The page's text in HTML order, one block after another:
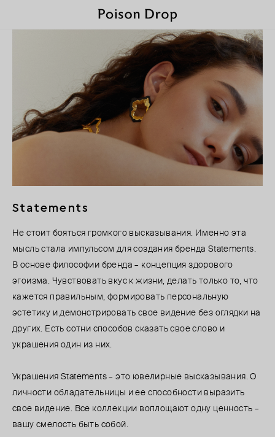
Statements
Не стоит бояться громкого высказывания. Именно эта
мысль стала импульсом для создания бренда Statements.
В основе философии бренда – концепция здорового
эгоизма. Чувствовать вкус к жизни, делать только то, что
кажется правильным, формировать персональную
эстетику и демонстрировать свое видение без оглядки на
других. Есть сотни способов сказать свое слово и
украшения один из них.
Украшения Statements – это ювелирные высказывания. О
личности обладательницы и ее способности выразить
свое видение. Все коллекции воплощают одну ценность –
вашу смелость быть собой.